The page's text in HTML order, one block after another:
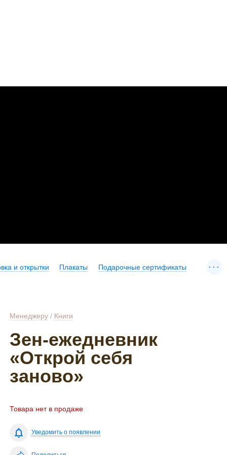
и открытки Плакаты Подарочные сертификаты ...
Менеджеру / Книги
Зен-ежедневник
«Открой себя
заново»
Товара нет в продаже
Уведомить о появлении